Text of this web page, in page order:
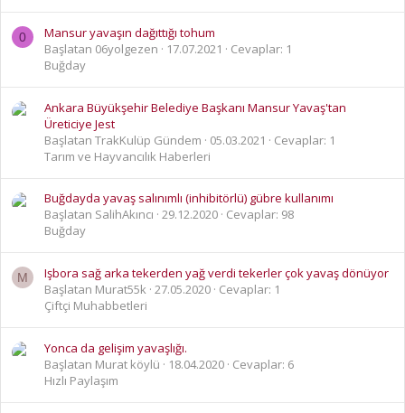
0
Mansur yavaşın dağıttığı tohum
Başlatan 06yolgezen
17.07.2021
Cevaplar: 1
Buğday
Ankara Büyükşehir Belediye Başkanı Mansur Yavaş'tan
Üreticiye Jest
Başlatan TrakKulüp Gündem
05.03.2021
Cevaplar: 1
Tarım ve Hayvancılık Haberleri
Buğdayda yavaş salınımlı (inhibitörlü) gübre kullanımı
Başlatan SalihAkıncı 29.12.2020 Cevaplar: 98
Buğday
M
Işbora sağ arka tekerden yağ verdi tekerler çok yavaş dönüyor
Başlatan Murat55k 27.05.2020 Cevaplar: 1
Çiftçi Muhabbetleri
Yonca da gelişim yavaşlığı.
Başlatan Murat köylü
18.04.2020 Cevaplar: 6
Hızlı Paylaşım